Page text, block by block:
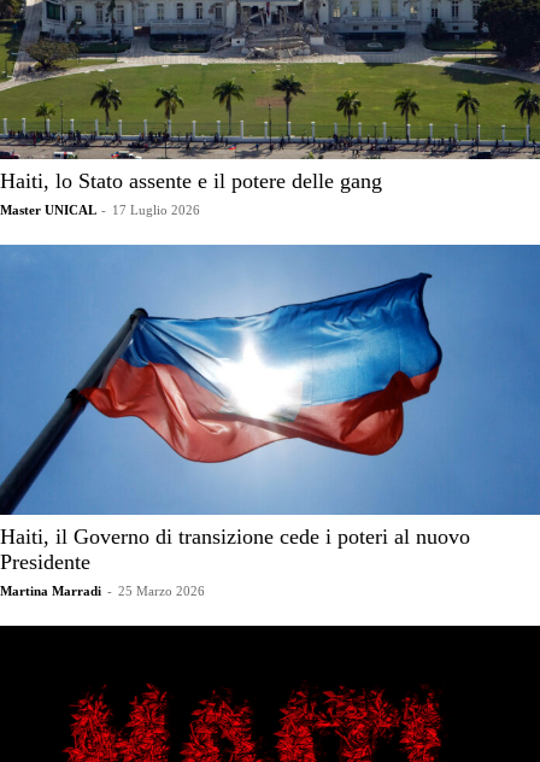
Haiti, lo Stato assente e il potere delle gang
Master UNICAL - 17 Luglio 2026
Haiti, il Governo di transizione cede i poteri al nuovo
Presidente
Martina Marradi - 25 Marzo 2026